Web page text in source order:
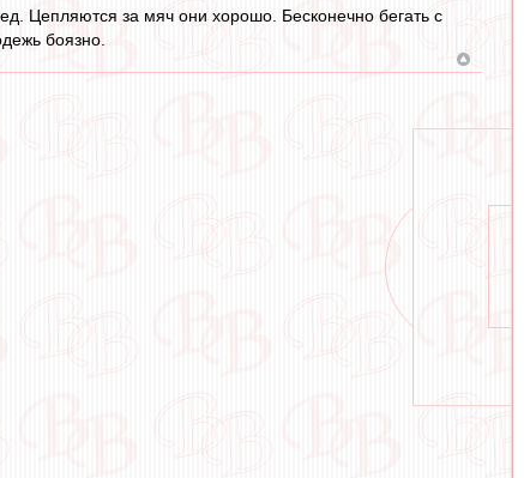
Цепляются за мяч они хорошо. Бесконечно бегать с
боязно.